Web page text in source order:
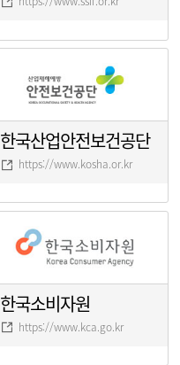
한국산업안전보건공단
https://www.kosha.or.kr
한국소비자원
https://www.kca.go.kr